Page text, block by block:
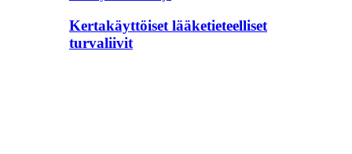
Kertakäyttöiset lääketieteelliset
turvaliivit